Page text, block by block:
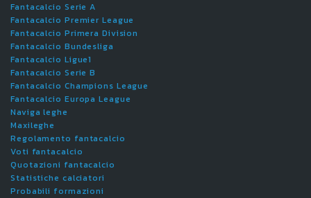
Fantacalcio Serie A
Fantacalcio Premier League
Fantacalcio Primera Division
Fantacalcio Bundesliga
Fantacalcio Ligue1
Fantacalcio Serie B
Fantacalcio Champions League
Fantacalcio Europa League
Naviga leghe
Maxileghe
Regolamento fantacalcio
Voti fantacalcio
Quotazioni fantacalcio
Statistiche calciatori
Probabili formazioni